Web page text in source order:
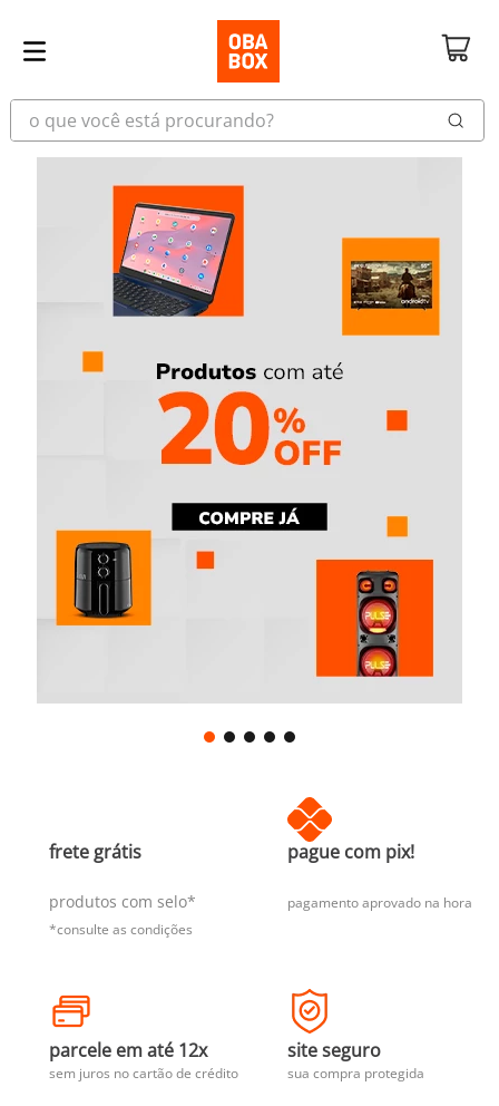
o que você está procurando?
frete grátis
produtos com selo*
*consulte as condições
pague com pix!
pagamento aprovado na hora
parcele em até 12x
sem juros no cartão de crédito
site seguro
sua compra protegida